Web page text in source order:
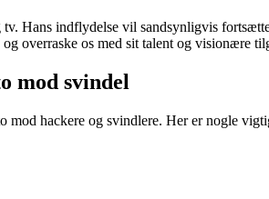
Hans indflydelse vil sandsynligvis
overraske os med sit talent og visionære
mod svindel
hackere og svindlere. Her er nogle